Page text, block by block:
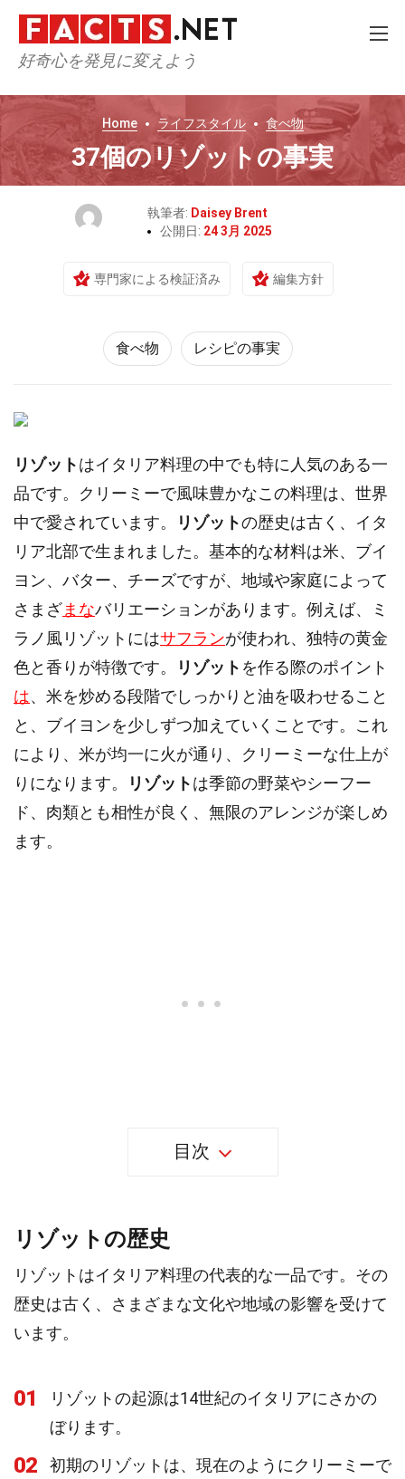
好奇心を発見に変えよう
Home ライフスタイル 食べ物
37個のリゾットの事実
執筆者: Daisey Brent
公開日: 24 3月 2025
専門家による検証済み 編集方針
食べ物 レシピの事実
リゾットはイタリア料理の中でも特に人気のある一
品です。クリーミーで風味豊かなこの料理は、世界
中で愛されています。
リゾットの歴史は古く、イタ
リア北部で生まれました。基本的な材料は米、ブイ
ヨン、バター、チーズですが、地域や家庭によって
さまざまなバリエーションがあります。例えば、ミ
ラノ風リゾットにはサフランが使われ、独特の黄金
色と香りが特徴です。
リゾット を作る際のポイント
は、米を炒める段階でしっかりと油を吸わせること
と、ブイヨンを少しずつ加えていくことです。これ
により、米が均一に火が通り、クリーミーな仕上が
りになります。
リゾットは季節の野菜やシーフー
ド、肉類とも相性が良く、無限のアレンジが楽しめ
ます。
目次
リゾットの歴史
リゾットはイタリア料理の代表的な一品です。その
歴史は古く、さまざまな文化や地域の影響を受けて
います。
01
リゾットの起源は14世紀のイタリアにさかの
ぼります。
02
初期のリゾットは、現在のようにクリーミーで